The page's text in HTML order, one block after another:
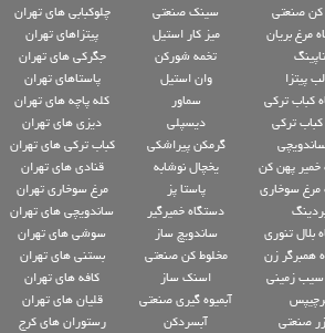
صنعتی
مرغ بریان
تاپینگ
پیتزا
کباب ترکی
کباب ترکی
خمیر پهن کن
مرغ سوخاری
بلال تنوری
همبرگر زن
زمینی
صنعتی
سینک صنعتی
میز کار استیل
تخمه شورکن
وان استیل
سماور
دیسپلی
گرمکن پیراشکی
یخچال نوشابه
پاستا پز
دستگاه خمیرگیر
ساندویچ ساز
مخلوط کن صنعتی
اسنک ساز
آبمیوه گیری صنعتی
آبسردکن
چلوکبابی های تهران
پیتزاهای تهران
جگرکی های تهران
پاستاهای تهران
کله پاچه های تهران
دیزی های تهران
کباب ترکی های تهران
قنادی های تهران
مرغ سوخاری تهران
ساندویچی های تهران
سوشی های تهران
بستنی های تهران
کافه های تهران
قلیان های تهران
رستوران های کرج